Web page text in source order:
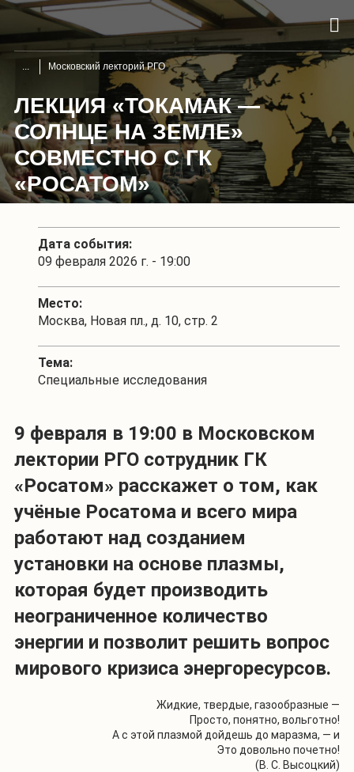
Московский лекторий РГО
ЛЕКЦИЯ «ТОКАМАК —
СОЛНЦЕ НА ЗЕМЛЕ»
СОВМЕСТНО С ГК
«РОСАТОМ»
Дата события:
09 февраля 2026 г. - 19:00
Место:
Москва, Новая пл., д. 10, стр. 2
Тема:
Специальные исследования
9 февраля в 19:00 в Московском
лектории РГО сотрудник ГК
«Росатом» расскажет о том, как
учёные Росатома и всего мира
работают над созданием
установки на основе плазмы,
которая будет производить
неограниченное количество
энергии и позволит решить вопрос
мирового кризиса энергоресурсов.
Жидкие, твердые, газообразные —
Просто, понятно, вольготно!
А с этой плазмой дойдешь до маразма, — и
Это довольно почетно!
(В. С. Высоцкий)